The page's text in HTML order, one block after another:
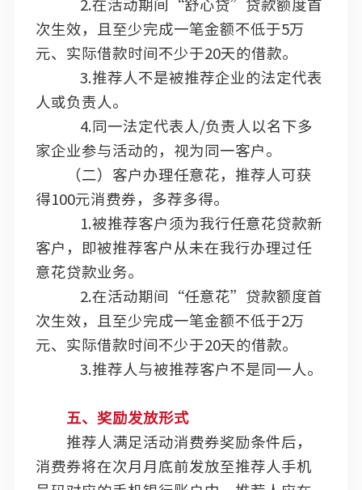
2.在活动期间“舒心贷”贷款额度首
次生效，且至少完成一笔金额不低于5万
元、实际借款时间不少于20天的借款。
3.推荐人不是被推荐企业的法定代表
人或负责人。
4.同一法定代表人/负责人以名下多
家企业参与活动的，视为同一客户。
（二）客户办理任意花，推荐人可获
得100元消费券，多荐多得。
1.被推荐客户须为我行任意花贷款新
客户，即被推荐客户从未在我行办理过任
意花贷款业务。
2.在活动期间“任意花”贷款额度首
次生效，且至少完成一笔金额不低于2万
元、实际借款时间不少于20天的借款。
3.推荐人与被推荐客户不是同一人。
五、奖励发放形式
推荐人满足活动消费券奖励条件后，
消费券将在次月月底前发放至推荐人手机